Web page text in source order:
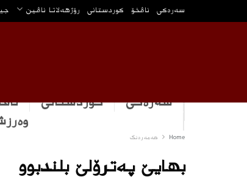
سه‌ره‌كی ناڤخۆ كوردستانى رۆژهه‌لاتا ناڤین
سەرەکی كوردستانى
Home هه‌مه‌ره‌نگ
بهایێ په‌ترۆلێ بلندبوو